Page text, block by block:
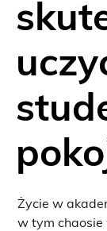
Życie w
w tym chaosie